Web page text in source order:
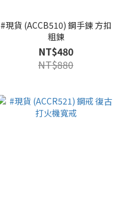
#現貨 (ACCB510) 鋼手鍊 方扣
粗鍊
NT$480
NT$880